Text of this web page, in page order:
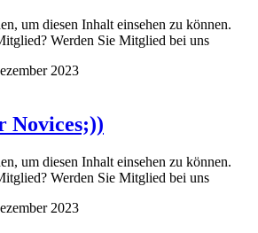
um diesen Inhalt einsehen zu können.
Werden Sie Mitglied bei uns
2023
Novices;))
um diesen Inhalt einsehen zu können.
Werden Sie Mitglied bei uns
2023